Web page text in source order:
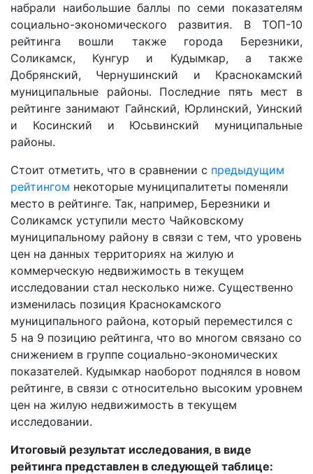
набрали наибольшие баллы по семи показателям
социально-экономического развития. В ТОП-10
рейтинга вошли также города Березники,
Соликамск, Кунгур и Кудымкар, а также
Добрянский, Чернушинский и Краснокамский
муниципальные районы. Последние пять мест в
рейтинге занимают Гайнский, Юрлинский, Уинский
и Косинский и Юсьвинский муниципальные
районы.
Стоит отметить, что в сравнении с предыдущим
рейтингом некоторые муниципалитеты поменяли
место в рейтинге. Так, например, Березники и
Соликамск уступили место Чайковскому
муниципальному району в связи с тем, что уровень
цен на данных территориях на жилую и
коммерческую недвижимость в текущем
исследовании стал несколько ниже. Существенно
изменилась позиция Краснокамского
муниципального района, который переместился с
5 на 9 позицию рейтинга, что во многом связано со
снижением в группе социально-экономических
показателей. Кудымкар наоборот поднялся в новом
рейтинге, в связи с относительно высоким уровнем
цен на жилую недвижимость в текущем
исследовании.
Итоговый результат исследования, в виде
рейтинга представлен в следующей таблице: